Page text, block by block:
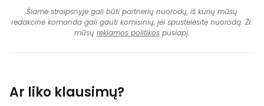
Šiame straipsnyje gali būti partnerių nuorodų, iš kurių mūsų
redakcinė komanda gali gauti komisinių, jei spustelėsite nuorodą. Žr.
mūsų reklamos politikos puslapį.
Ar liko klausimų?